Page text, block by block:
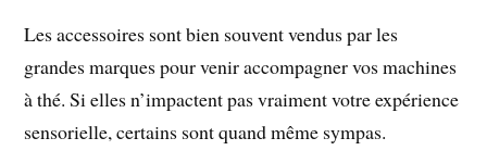
Les accessoires sont bien souvent vendus par les
grandes marques pour venir accompagner vos machines
à thé. Si elles n’impactent pas vraiment votre expérience
sensorielle, certains sont quand même sympas.